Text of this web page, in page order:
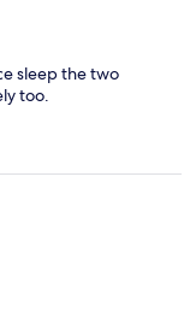
sleep the two
too.